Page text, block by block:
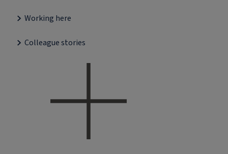
Working here
Colleague stories